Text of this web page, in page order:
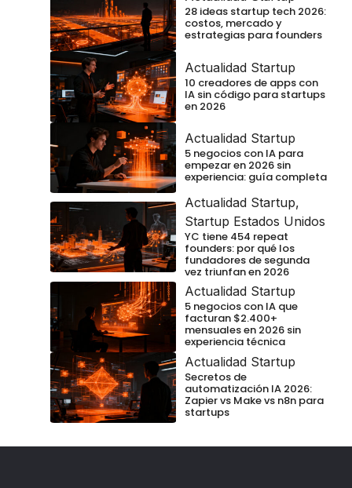
28 ideas startup tech 2026:
costos, mercado y
estrategias para founders
Actualidad Startup
10 creadores de apps con
IA sin código para startups
en 2026
Actualidad Startup
5 negocios con IA para
empezar en 2026 sin
experiencia: guía completa
Actualidad Startup,
Startup Estados Unidos
YC tiene 454 repeat
founders: por qué los
fundadores de segunda
vez triunfan en 2026
Actualidad Startup
5 negocios con IA que
facturan $2.400+
mensuales en 2026 sin
experiencia técnica
Actualidad Startup
Secretos de
automatización IA 2026:
Zapier vs Make vs n8n para
startups